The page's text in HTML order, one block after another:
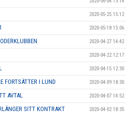
2020-05-25 15:12
2020-05-18 15:06
2020-04-27 14:42
2020-04-22 12:17
2020-04-15 12:30
FORTSÄTTER I LUND 2020-04-09 18:30
AVTAL 2020-04-07 14:52
SITT KONTRAKT 2020-04-02 18:35